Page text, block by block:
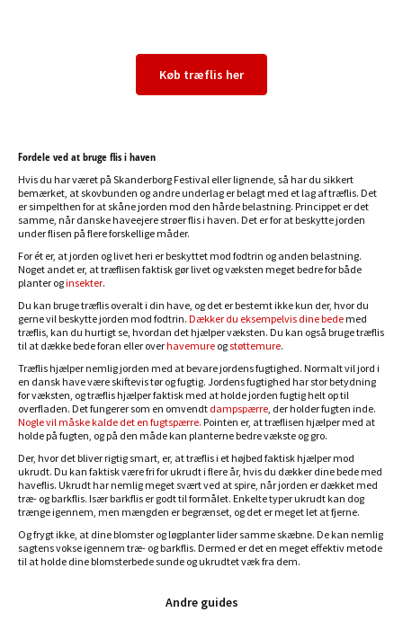
Køb træflis her
Fordele ved at bruge flis i haven
Hvis du har været på Skanderborg Festival eller lignende, så har du sikkert
bemærket, at skovbunden og andre underlag er belagt med et lag af træflis. Det
er simpelthen for at skåne jorden mod den hårde belastning. Princippet er det
samme, når danske haveejere strøer flis i haven. Det er for at beskytte jorden
under flisen på flere forskellige måder.
For ét er, at jorden og livet heri er beskyttet mod fodtrin og anden belastning.
Noget andet er, at træflisen faktisk gør livet og væksten meget bedre for både
planter oginsekter.
Du kan bruge træflis overalt i din have, og det er bestemt ikke kun der, hvor du
gerne vil beskytte jorden mod fodtrin. Dækker du eksempelvis dine bede med
træflis, kan du hurtigt se, hvordan det hjælper væksten. Du kan også bruge træflis
til at dække bede foran eller overhavemure ogstøttemure.
Træflis hjælper nemlig jorden med at bevare jordens fugtighed. Normalt vil jord i
en dansk have være skiftevis tør og fugtig. Jordens fugtighed har stor betydning
for væksten, og træflis hjælper faktisk med at holde jorden fugtig helt op til
overfladen. Det fungerer som en omvendt dampspærre, der holder fugten inde.
Nogle vil måske kalde det en fugtspærre. Pointen er, at træflisen hjælper med at
holde på fugten, og på den måde kan planterne bedre vækste og gro.
Der, hvor det bliver rigtig smart, er, at træflis i et højbed faktisk hjælper mod
ukrudt. Du kan faktisk være fri for ukrudt i flere år, hvis du dækker dine bede med
haveflis. Ukrudt har nemlig meget svært ved at spire, når jorden er dækket med
træ- og barkflis. Især barkflis er godt til formålet. Enkelte typer ukrudt kan dog
trænge igennem, men mængden er begrænset, og det er meget let at fjerne.
Og frygt ikke, at dine blomster og løgplanter lider samme skæbne. De kan nemlig
sagtens vokse igennem træ- og barkflis. Dermed er det en meget effektiv metode
til at holde dine blomsterbede sunde og ukrudtet væk fra dem.
Andre guides